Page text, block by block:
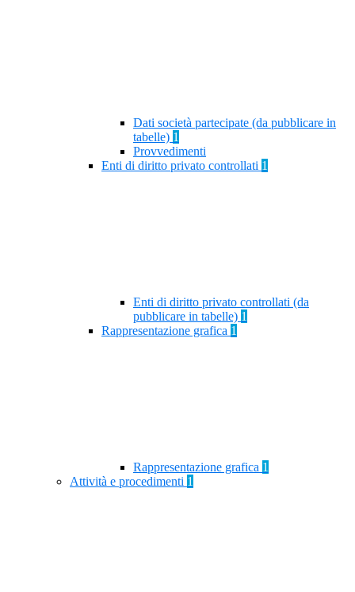
Dati società partecipate (da pubblicare in
tabelle) 1
Provvedimenti
Enti di diritto privato controllati 1
Enti di diritto privato controllati (da
pubblicare in tabelle) 1
Rappresentazione grafica 1
Rappresentazione grafica 1
Attività e procedimenti 1